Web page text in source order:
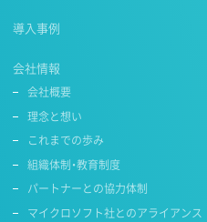
導入事例
会社情報
会社概要
理念と想い
これまでの歩み
組織体制・教育制度
パートナーとの協力体制
マイクロソフト社とのアライアンス